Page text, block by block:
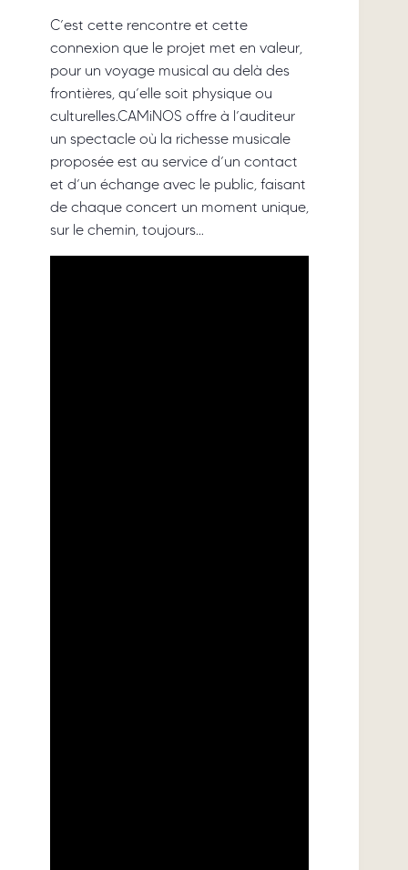
C’est cette rencontre et cette
connexion que le projet met en valeur,
pour un voyage musical au delà des
frontières, qu’elle soit physique ou
culturelles.CAMiNOS offre à l’auditeur
un spectacle où la richesse musicale
proposée est au service d’un contact
et d’un échange avec le public, faisant
de chaque concert un moment unique,
sur le chemin, toujours…